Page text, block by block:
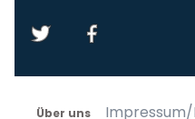
Über uns